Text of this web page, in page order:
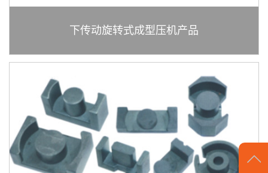
下传动旋转式成型压机产品